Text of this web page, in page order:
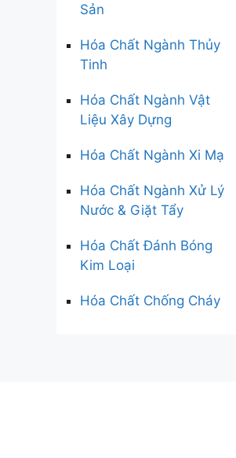
Sản
Hóa Chất Ngành Thủy
Tinh
Hóa Chất Ngành Vật
Liệu Xây Dựng
Hóa Chất Ngành Xi Mạ
Hóa Chất Ngành Xử Lý
Nước & Giặt Tẩy
Hóa Chất Đánh Bóng
Kim Loại
Hóa Chất Chống Cháy